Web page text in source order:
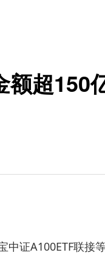
超150
证A100ETF联接